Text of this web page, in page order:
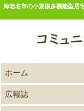
海老名市の小規模多機能型居
ホーム
広報誌